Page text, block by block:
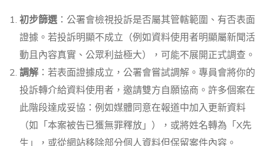
初步篩選：公署會檢視投訴是否屬其管轄範圍、有否表面
證據。若投訴明顯不成立（例如資料使用者明顯屬新聞活
動且內容真實、公眾利益極大），可能不展開正式調查。
調解 ：若表面證據成立，公署會嘗試調解。專員會將你的
投訴轉介給資料使用者，邀請雙方自願協商。許多個案在
此階段達成妥協：例如媒體同意在報道中加入更新資料
（如「本案被告已獲無罪釋放」），或將姓名轉為「X先
生」，或從網站移除部分個人資料但保留案件內容。